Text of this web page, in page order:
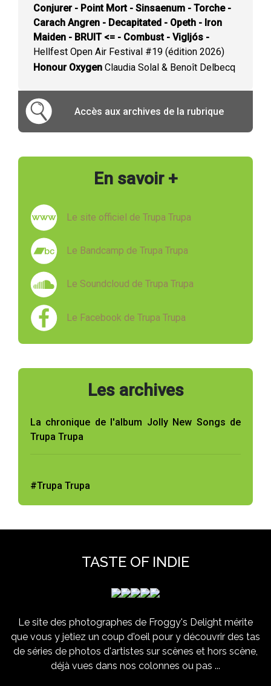
Conjurer - Point Mort - Sinsaenum - Torche -
Carach Angren - Decapitated - Opeth - Iron
Maiden - BRUIT <= - Combust - Vigljós -
Hellfest Open Air Festival #19 (édition 2026)
Honour Oxygen Claudia Solal & Benoît Delbecq
Accès aux archives de la rubrique
En savoir +
Le site officiel de Trupa Trupa
Le Bandcamp de Trupa Trupa
Le Soundcloud de Trupa Trupa
Le Facebook de Trupa Trupa
Les archives
La chronique de l'album Jolly New Songs de
Trupa Trupa
#Trupa Trupa
TASTE OF INDIE
Le site des photographes de Froggy's Delight mérite
que vous y jetiez un coup d'oeil pour y découvrir des tas
de séries de photos d'artistes sur scènes et hors scène,
déjà vues dans nos colonnes ou pas ...